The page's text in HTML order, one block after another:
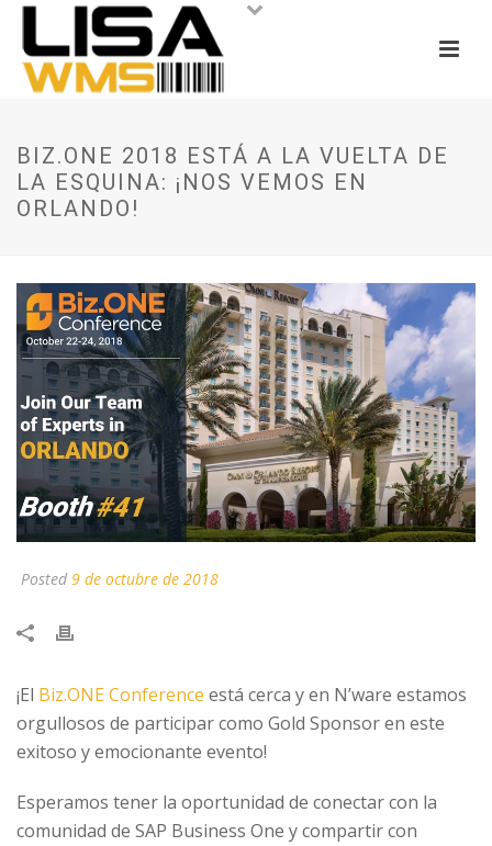
BIZ.ONE 2018 ESTÁ A LA VUELTA DE
LA ESQUINA: ¡NOS VEMOS EN
ORLANDO!
Posted 9 de octubre de 2018
¡El Biz.ONE Conference está cerca y en N’ware estamos
orgullosos de participar como Gold Sponsor en este
exitoso y emocionante evento!
Esperamos tener la oportunidad de conectar con la
comunidad de SAP Business One y compartir con